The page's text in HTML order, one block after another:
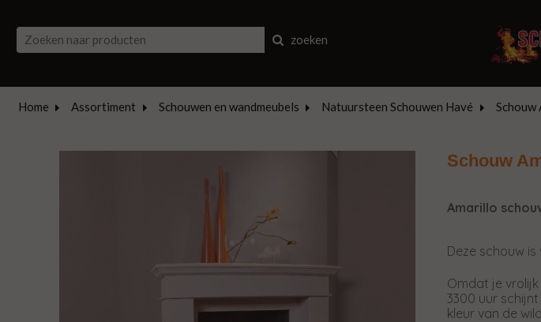
zoeken
Home Assortiment Schouwen en wandmeubels Natuursteen Schouwen Havé Schouw
Schouw
Amarillo
Deze schouw
Omdat je
3300 uur
kleur van de